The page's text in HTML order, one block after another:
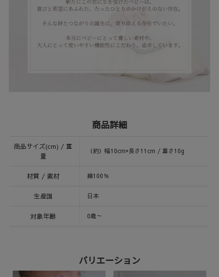
商品詳細
商品サイズ(cm) / 重
量
（約）幅10cm×長さ11cm / 重さ10g
材質 / 素材 綿100％
生産国 日本
対象年齢 0歳～
バリエーション